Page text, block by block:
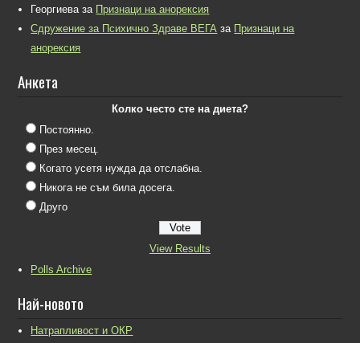
Георгиеваза Признаци на анорексия
Сдружение за Психично Здраве ВЕГА за Признаци на
анорексия
Анкета
Колко често сте на диета?
Постоянно.
През месец.
Когато усетя нужда да отслабна.
Никога не съм била досега.
Друго
View Results
Polls Archive
Най-новото
Натрапливост и ОКР